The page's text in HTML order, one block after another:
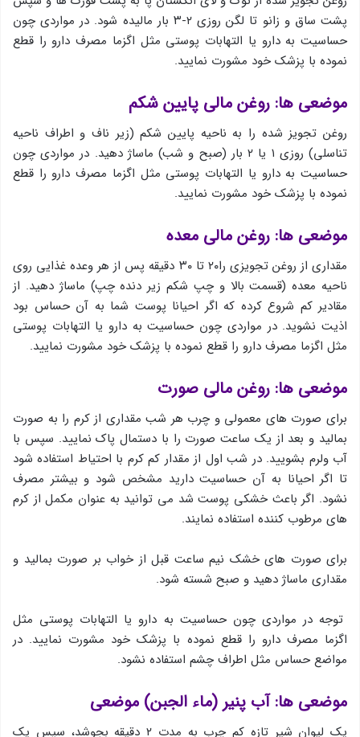
پشت ساق و زانو تا لگن روزی ۲-۳ بار مالیده شود. در مواردی چون
حساسیت به دارو یا التهابات پوستی مثل اگزما مصرف دارو را قطع
نموده با پزشک خود مشورت نمایید.
موضعی ها: روغن مالی پایین شکم
روغن تجویز شده را به ناحیه پایین شکم (زیر ناف و اطراف ناحیه
تناسلی) روزی ۱ یا ۲ بار (صبح و شب) ماساژ دهید. در مواردی چون
حساسیت به دارو یا التهابات پوستی مثل اگزما مصرف دارو را قطع
نموده با پزشک خود مشورت نمایید.
موضعی ها: روغن مالی معده
مقداری از روغن تجویزی را۲۰ تا ۳۰ دقیقه پس از هر وعده غذایی روی
ناحیه معده (قسمت بالا و چپ شکم زیر دنده چپ) ماساژ دهید. از
مقادیر کم شروع کرده که اگر احیانا پوست شما به آن حساس بود
اذیت نشوید. در مواردی چون حساسیت به دارو یا التهابات پوستی
مثل اگزما مصرف دارو را قطع نموده با پزشک خود مشورت نمایید.
موضعی ها: روغن مالی صورت
برای صورت های معمولی و چرب هر شب مقداری از کرم را به صورت
بمالید و بعد از یک ساعت صورت را با دستمال پاک نمایید. سپس با
آب ولرم بشویید. در شب اول از مقدار کم کرم با احتیاط استفاده شود
تا اگر احیانا به آن حساسیت دارید مشخص شود و بیشتر مصرف
نشود. اگر باعث خشکی پوست شد می توانید به عنوان مکمل از کرم
های مرطوب کننده استفاده نمایند.
برای صورت های خشک نیم ساعت قبل از خواب بر صورت بمالید و
مقداری ماساژ دهید و صبح شسته شود.
توجه در مواردی چون حساسیت به دارو یا التهابات پوستی مثل
اگزما مصرف دارو را قطع نموده با پزشک خود مشورت نمایید. در
مواضع حساس مثل اطراف چشم استفاده نشود.
موضعی ها: آب پنیر (ماء الجبن) موضعی
یک لیوان شیر تازه کم چرب به مدت ۲ دقیقه بجوشد، سپس یک